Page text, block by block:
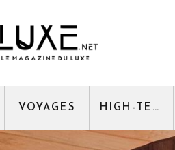
VOYAGES HIGH-TECH